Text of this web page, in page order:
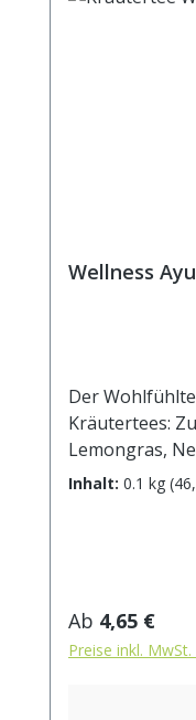
Wellness
Der
Kräutertees:
Lemongras,
Ingwer,
ca. 15g Tee
aufgiessen.
Inhalt: 0.1 kg
Regulärer
Ab 4,65 €
Preise inkl.